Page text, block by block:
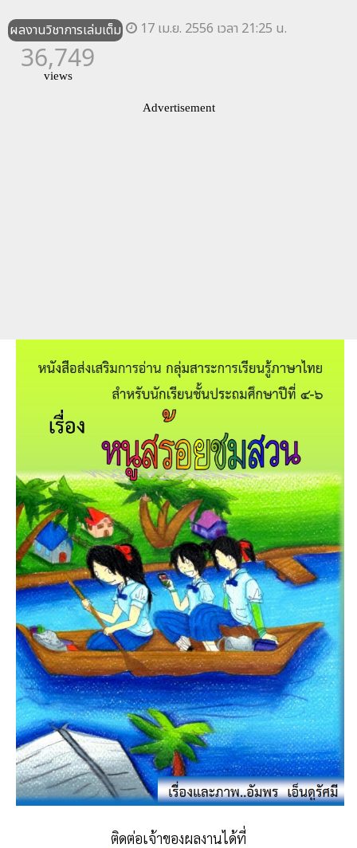
ผลงานวิชาการเล่มเต็ม 17 เม.ย. 2556 เวลา 21:25 น.
36,749
views
Advertisement
ติดต่อเจ้าของผลงานได้ที่